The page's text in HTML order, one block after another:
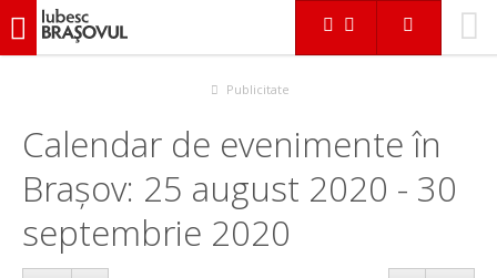
iubescbraşovul.ro
Publicitate
Calendar de evenimente în
Brașov: 25 august 2020 - 30
septembrie 2020